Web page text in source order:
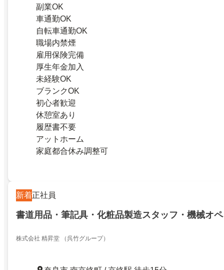
副業OK
車通勤OK
自転車通勤OK
職場内禁煙
雇用保険完備
厚生年金加入
未経験OK
ブランクOK
初心者歓迎
休憩室あり
履歴書不要
アットホーム
家庭都合休み調整可
新着正社員
書道用品・筆記具・化粧品製造スタッフ・機械オ
株式会社 精昇堂 （呉竹グループ）